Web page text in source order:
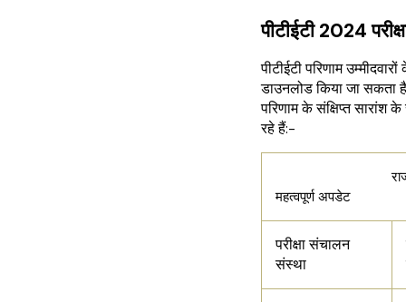
पीटीईटी 2024
पीटीईटी परिणाम
डाउनलोड किया जा सकता
परिणाम के संक्षिप्त सारांश
रहे हैं:-
राजस्थान
महत्वपूर्ण अपडेट
परीक्षा संचालन
संस्था